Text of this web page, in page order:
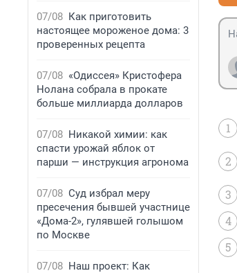
07/08 Как приготовить
настоящее мороженое дома: 3
проверенных рецепта
07/08 «Одиссея» Кристофера
Нолана собрала в прокате
больше миллиарда долларов
07/08 Никакой химии: как
спасти урожай яблок от
парши — инструкция агронома
07/08 Суд избрал меру
пресечения бывшей участнице
«Дома-2», гулявшей голышом
по Москве
07/08 Наш проект: Как
1
2
3
4
5